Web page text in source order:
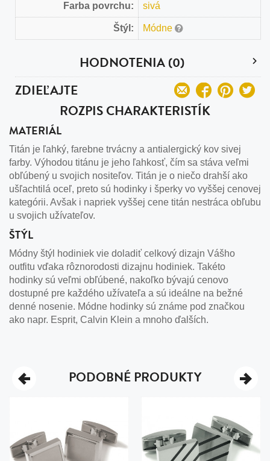
Farba povrchu: sivá
Štýl: Módne
HODNOTENIA (0)
ZDIEĽAJTE
ROZPIS CHARAKTERISTÍK
MATERIÁL
Titán je ľahký, farebne trvácny a antialergický kov sivej
farby. Výhodou titánu je jeho ľahkosť, čím sa stáva veľmi
obľúbený u svojich nositeľov. Titán je o niečo drahší ako
ušľachtilá oceľ, preto sú hodinky i šperky vo vyššej cenovej
kategórii. Avšak i napriek vyššej cene titán nestráca obľubu
u svojich užívateľov.
ŠTÝL
Módny štýl hodiniek vie doladiť celkový dizajn Vášho
outfitu vďaka rôznorodosti dizajnu hodiniek. Takéto
hodinky sú veľmi obľúbené, nakoľko bývajú cenovo
dostupné pre každého užívateľa a sú ideálne na bežné
denné nosenie. Módne hodinky sú známe pod značkou
ako napr. Esprit, Calvin Klein a mnoho ďalších.
PODOBNÉ PRODUKTY